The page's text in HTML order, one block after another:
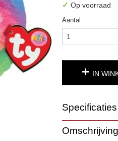
✓ Op voorraad
Aantal
IN
Specificaties
Productcode
EAN code
Omschrijving